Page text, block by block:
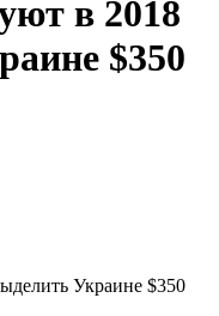
в 2018
$350